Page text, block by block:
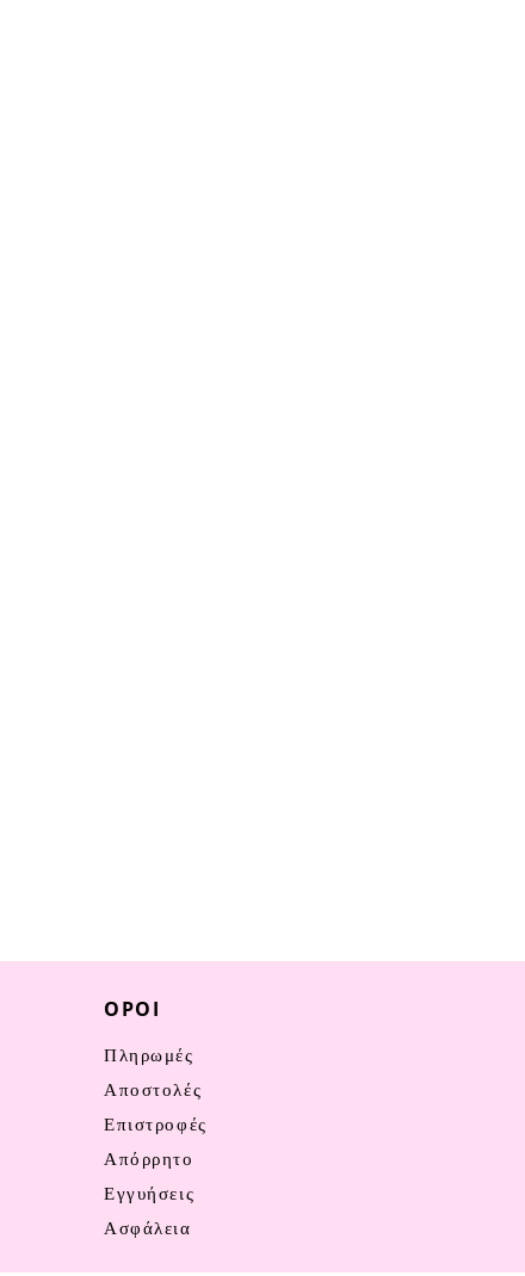
ΌΡΟΙ
Πληρωμές
Αποστολές
Επιστροφές
Απόρρητο
Εγγυήσεις
Ασφάλεια